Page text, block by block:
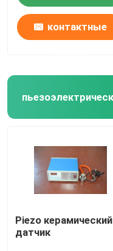
контактные
Piezo керамический
датчик